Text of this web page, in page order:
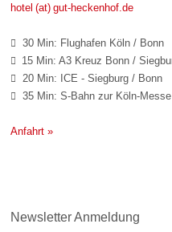
hotel (at) gut-heckenhof.de
 30 Min: Flughafen Köln / Bonn
 15 Min: A3 Kreuz Bonn /
 20 Min: ICE - Siegburg / Bonn
 35 Min: S-Bahn zur Köln-Messe
Anfahrt »
Newsletter Anmeldung